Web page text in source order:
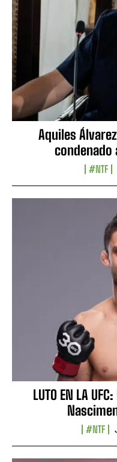
Aquiles
condenado
#NTF
LUTO EN LA
#NTF